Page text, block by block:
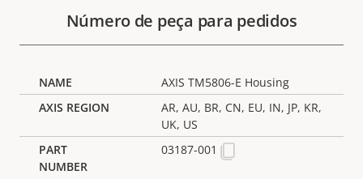
Número de peça para pedidos
AXIS TM5806-E Housing
AR, AU, BR, CN, EU, IN, JP, KR,
UK, US
03187-001